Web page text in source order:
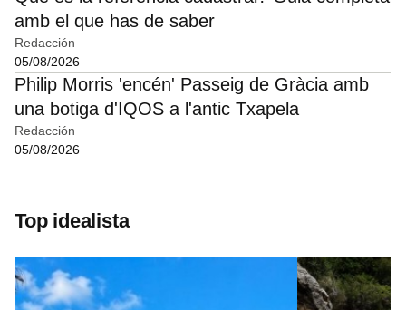
amb el que has de saber
Redacción
05/08/2026
Philip Morris 'encén' Passeig de Gràcia amb
una botiga d'IQOS a l'antic Txapela
Redacción
05/08/2026
Top idealista